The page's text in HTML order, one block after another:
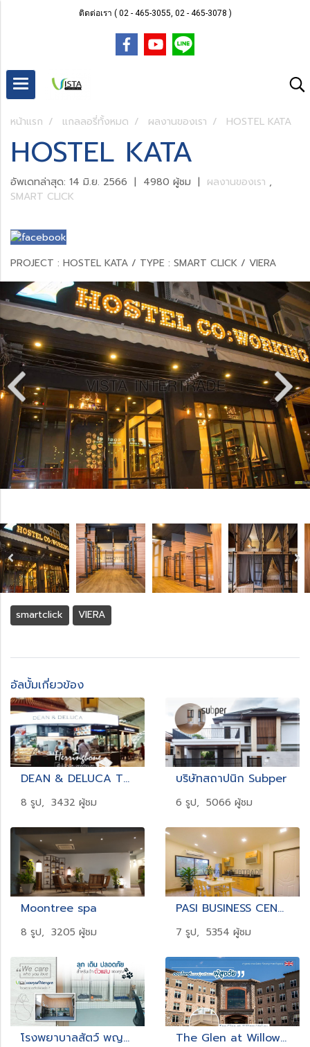
ติดต่อเรา ( 02 - 465-3055, 02 - 465-3078 )
หน้าแรก แกลลอรี่ทั้งหมด ผลงานของเรา HOSTEL KATA
HOSTEL KATA
อัพเดทล่าสุด: 14 มิ.ย. 2566 | 4980 ผู้ชม | ผลงานของเรา ,
SMART CLICK
PROJECT : HOSTEL KATA / TYPE : SMART CLICK / VIERA
smartclick VIERA
อัลบั้มเกี่ยวข้อง
DEAN & DELUCA Thailand
8 รูป, 3432 ผู้ชม
บริษัทสถาปนิก Subper
6 รูป, 5066 ผู้ชม
Moontree spa
8 รูป, 3205 ผู้ชม
PASI BUSINESS CENTER AT PHUKET
7 รูป, 5354 ผู้ชม
โรงพยาบาลสัตว์ พญาไท7 The Glen at Willow Valley